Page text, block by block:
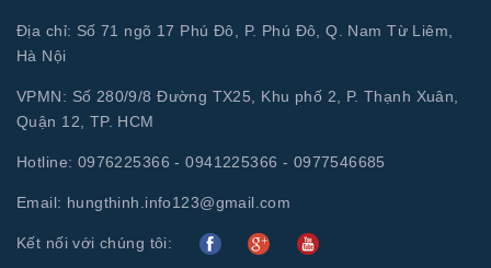
Địa chỉ: Số 71 ngõ 17 Phú Đô, P. Phú Đô, Q. Nam Từ Liêm,
Hà Nội
VPMN: Số 280/9/8 Đường TX25, Khu phố 2, P. Thạnh Xuân,
Quận 12, TP. HCM
Hotline: 0976225366 - 0941225366 - 0977546685
Email: hungthinh.info123@gmail.com
Kết nối với chúng tôi: